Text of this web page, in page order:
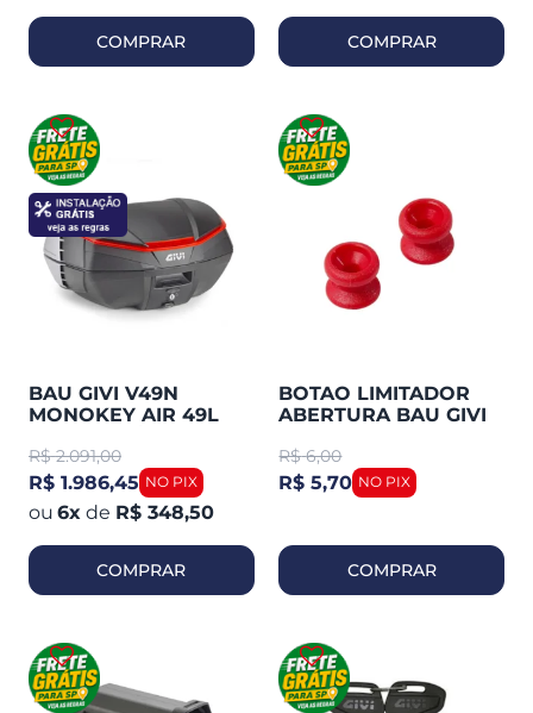
COMPRAR COMPRAR
BAU GIVI V49N
MONOKEY AIR 49L
LENTE VERMELHA
TRASEIRO
R$ 2.091,00
R$ 1.986,45
6x de R$ 348,50
COMPRAR
BOTAO LIMITADOR
ABERTURA BAU GIVI
R$ 6,00
R$ 5,70
COMPRAR